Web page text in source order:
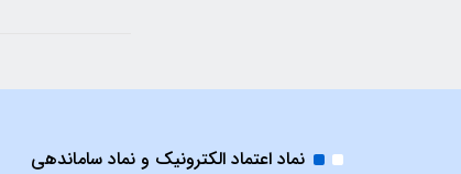
نماد اعتماد الکترونیک و نماد ساماندهی